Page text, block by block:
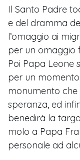
Il Santo Padre
e del dramma
l’omaggio ai
per un omaggio
Poi Papa Leone
per un
monumento
speranza, ed
benedirà la
molo a Papa
personale ad